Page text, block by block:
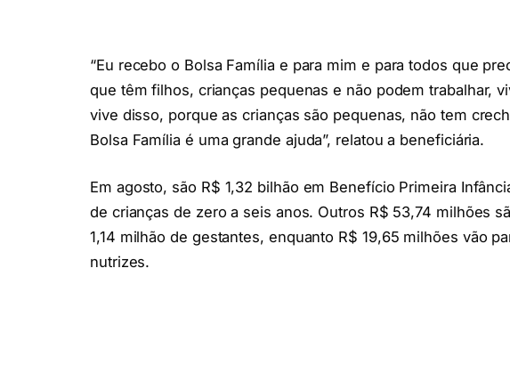
“Eu recebo o Bolsa Família e para mim e para todos que
que têm filhos, crianças pequenas e não podem trabalhar,
vive disso, porque as crianças são pequenas, não tem
Bolsa Família é uma grande ajuda”, relatou a beneficiária.
Em agosto, são R$ 1,32 bilhão em Benefício Primeira
de crianças de zero a seis anos. Outros R$ 53,74 milhões
1,14 milhão de gestantes, enquanto R$ 19,65 milhões vão
nutrizes.